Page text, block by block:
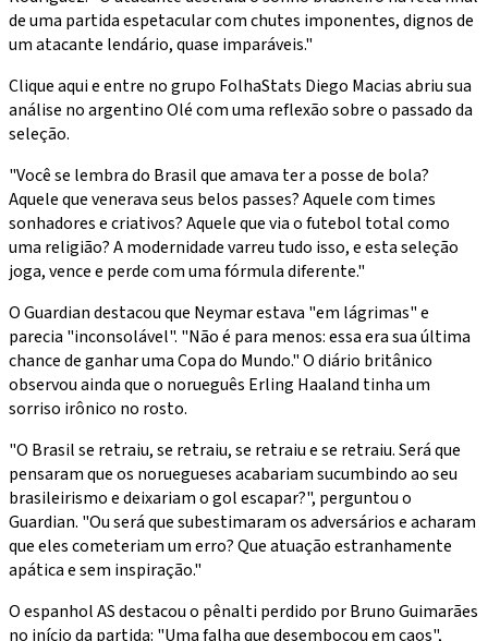
de uma partida espetacular com chutes imponentes, dignos de
um atacante lendário, quase imparáveis."
Clique aqui e entre no grupo FolhaStats Diego Macias abriu sua
análise no argentino Olé com uma reflexão sobre o passado da
seleção.
"Você se lembra do Brasil que amava ter a posse de bola?
Aquele que venerava seus belos passes? Aquele com times
sonhadores e criativos? Aquele que via o futebol total como
uma religião? A modernidade varreu tudo isso, e esta seleção
joga, vence e perde com uma fórmula diferente."
O Guardian destacou que Neymar estava "em lágrimas" e
parecia "inconsolável". "Não é para menos: essa era sua última
chance de ganhar uma Copa do Mundo." O diário britânico
observou ainda que o norueguês Erling Haaland tinha um
sorriso irônico no rosto.
"O Brasil se retraiu, se retraiu, se retraiu e se retraiu. Será que
pensaram que os noruegueses acabariam sucumbindo ao seu
brasileirismo e deixariam o gol escapar?", perguntou o
Guardian. "Ou será que subestimaram os adversários e acharam
que eles cometeriam um erro? Que atuação estranhamente
apática e sem inspiração."
O espanhol AS destacou o pênalti perdido por Bruno Guimarães
no início da partida: "Uma falha que desembocou em caos",